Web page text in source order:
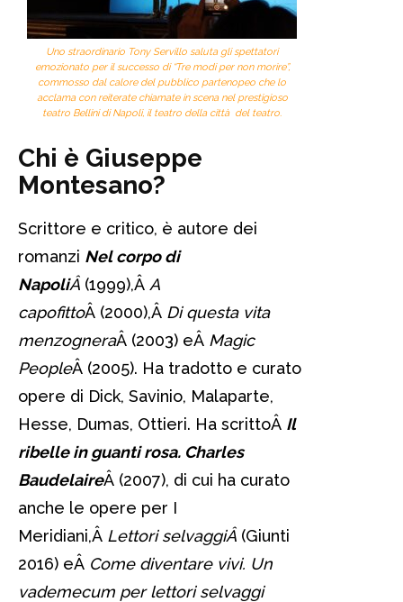
Uno straordinario Tony Servillo saluta gli spettatori
emozionato per il successo di “Tre modi per non morire”,
commosso dal calore del pubblico partenopeo che lo
acclama con reiterate chiamate in scena nel prestigioso
teatro Bellini di Napoli, il teatro della città del teatro.
Chi è Giuseppe
Montesano?
Scrittore e critico, è autore dei
romanzi Nel corpo di
NapoliÂ (1999),Â A
capofittoÂ (2000),Â Di questa vita
menzogneraÂ (2003) eÂ Magic
PeopleÂ (2005). Ha tradotto e curato
opere di Dick, Savinio, Malaparte,
Hesse, Dumas, Ottieri. Ha scrittoÂ Il
ribelle in guanti rosa. Charles
BaudelaireÂ (2007), di cui ha curato
anche le opere per I
Meridiani,Â Lettori selvaggiÂ (Giunti
2016) eÂ Come diventare vivi. Un
vademecum per lettori selvaggi